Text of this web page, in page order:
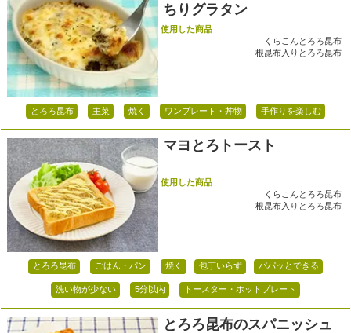
ちりグラタン
使用した商品
くらこんとろろ昆布
根昆布入りとろろ昆布
とろろ昆布 主菜 焼く ワンプレート・丼物 手作りを楽しむ
マヨとろトースト
使用した商品
くらこんとろろ昆布
根昆布入りとろろ昆布
とろろ昆布 ごはん・パン 焼く 包丁いらず パパッとできる
洗い物が少ない 5分以内 トースター・ホットプレート
とろろ昆布のスパニッシュ